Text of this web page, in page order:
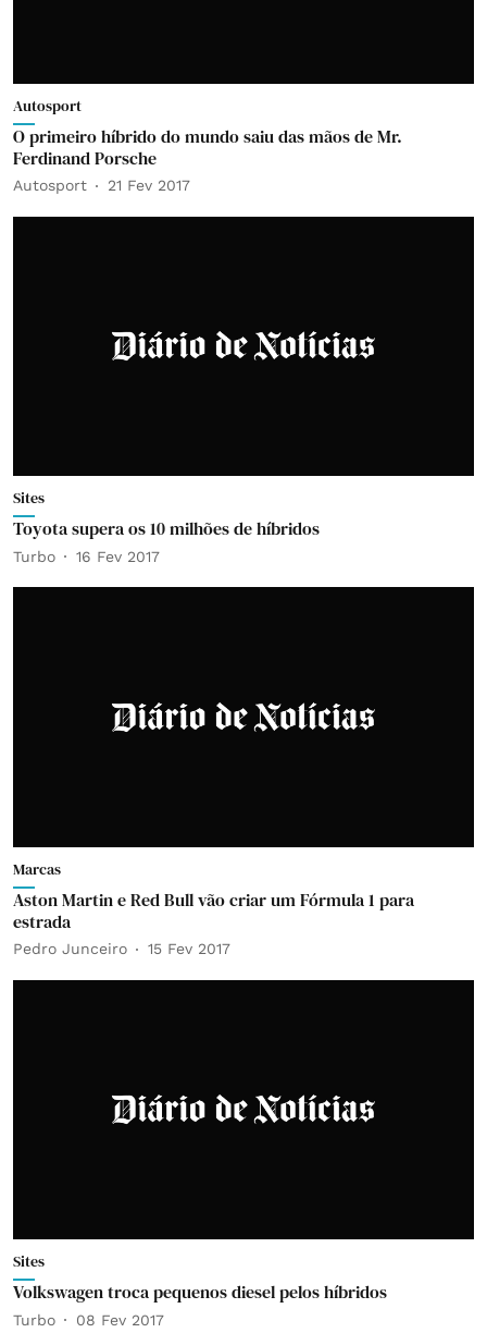
Autosport
O primeiro híbrido do mundo saiu das mãos de Mr.
Ferdinand Porsche
Autosport 21 Fev 2017
Sites
Toyota supera os 10 milhões de híbridos
Turbo 16 Fev 2017
Marcas
Aston Martin e Red Bull vão criar um Fórmula 1 para
estrada
Pedro Junceiro 15 Fev 2017
Sites
Volkswagen troca pequenos diesel pelos híbridos
Turbo 08 Fev 2017